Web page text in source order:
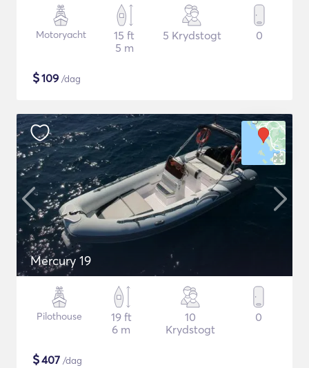
Motoryacht
15 ft
5 m
5 Krydstogt 0
$109 /dag
Mercury 19
Pilothouse
19 ft
6 m
10
Krydstogt
0
$407 /dag